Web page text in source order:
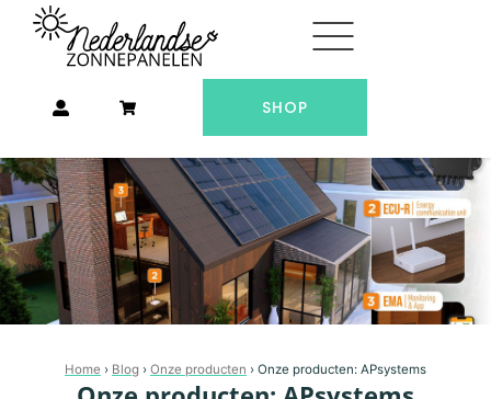
SHOP
Home › Blog › Onze producten › Onze producten: APsystems